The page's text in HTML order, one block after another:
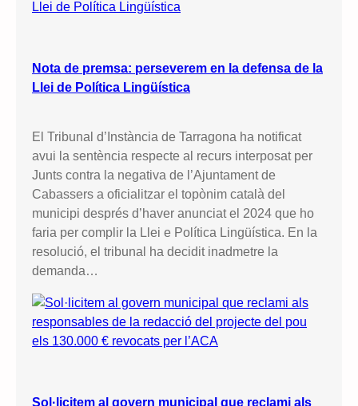
Nota de premsa: perseverem en la defensa de la
Llei de Política Lingüística
El Tribunal d’Instància de Tarragona ha notificat
avui la sentència respecte al recurs interposat per
Junts contra la negativa de l’Ajuntament de
Cabassers a oficialitzar el topònim català del
municipi després d’haver anunciat el 2024 que ho
faria per complir la Llei e Política Lingüística. En la
resolució, el tribunal ha decidit inadmetre la
demanda…
Sol·licitem al govern municipal que reclami als